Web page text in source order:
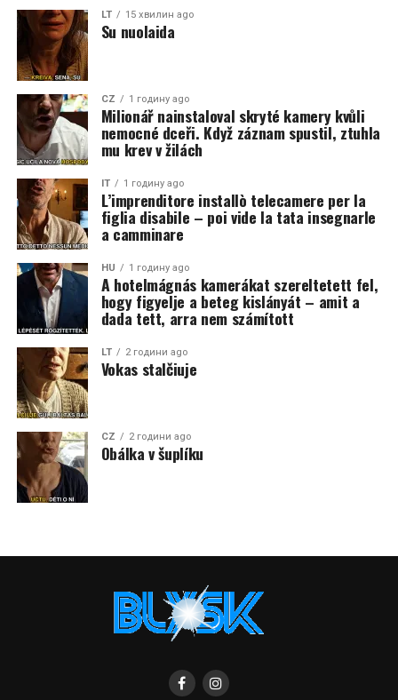
LT 15 хвилин ago
Su nuolaida
CZ 1 годину ago
Milionář nainstaloval skryté kamery kvůli
nemocné dceři. Když záznam spustil, ztuhla
mu krev v žilách
IT 1 годину ago
L’imprenditore installò telecamere per la
figlia disabile – poi vide la tata insegnarle
a camminare
HU 1 годину ago
A hotelmágnás kamerákat szereltetett fel,
hogy figyelje a beteg kislányát – amit a
dada tett, arra nem számított
LT 2 години ago
Vokas stalčiuje
CZ 2 години ago
Obálka v šuplíku